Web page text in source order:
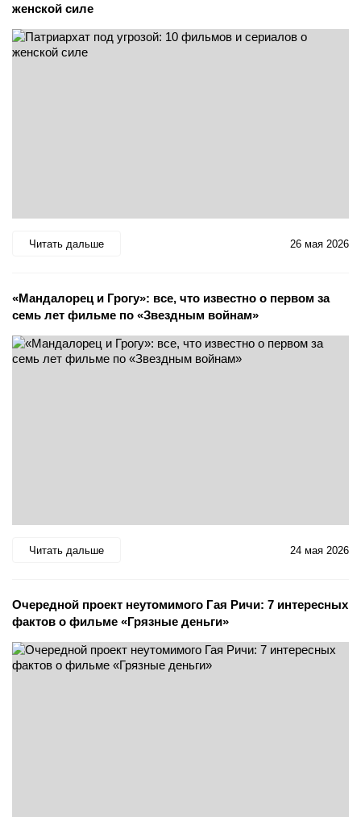
женской силе
Читать дальше 26 мая 2026
«Мандалорец и Грогу»: все, что известно о первом за
семь лет фильме по «Звездным войнам»
Читать дальше 24 мая 2026
Очередной проект неутомимого Гая Ричи: 7 интересных
фактов о фильме «Грязные деньги»